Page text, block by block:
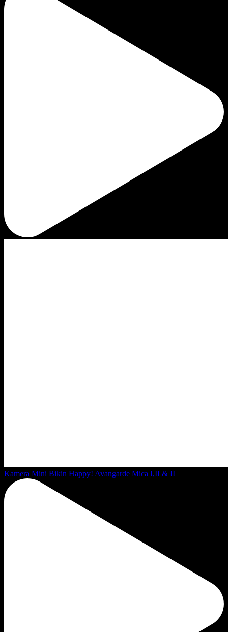
Kamera Mini Bikin Happy! Avangarde Mica I,II & II